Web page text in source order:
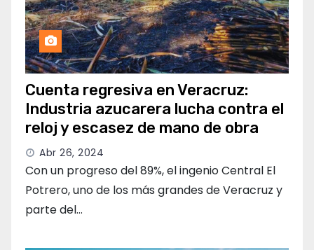
Cuenta regresiva en Veracruz:
Industria azucarera lucha contra el
reloj y escasez de mano de obra
Abr 26, 2024
Con un progreso del 89%, el ingenio Central El
Potrero, uno de los más grandes de Veracruz y
parte del…